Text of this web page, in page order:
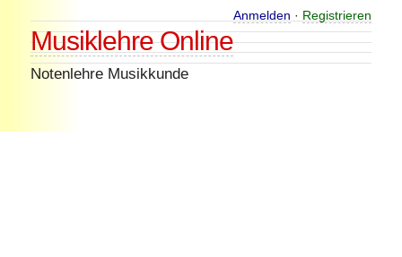
content
Musiklehre Online
Notenlehre Musikkunde
Anmelden · Registrieren